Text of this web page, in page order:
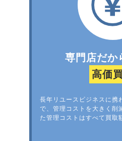
専門店だか
高価
長年リユースビジネスに携
で、管理コストを大きく削
た管理コストはすべて買取